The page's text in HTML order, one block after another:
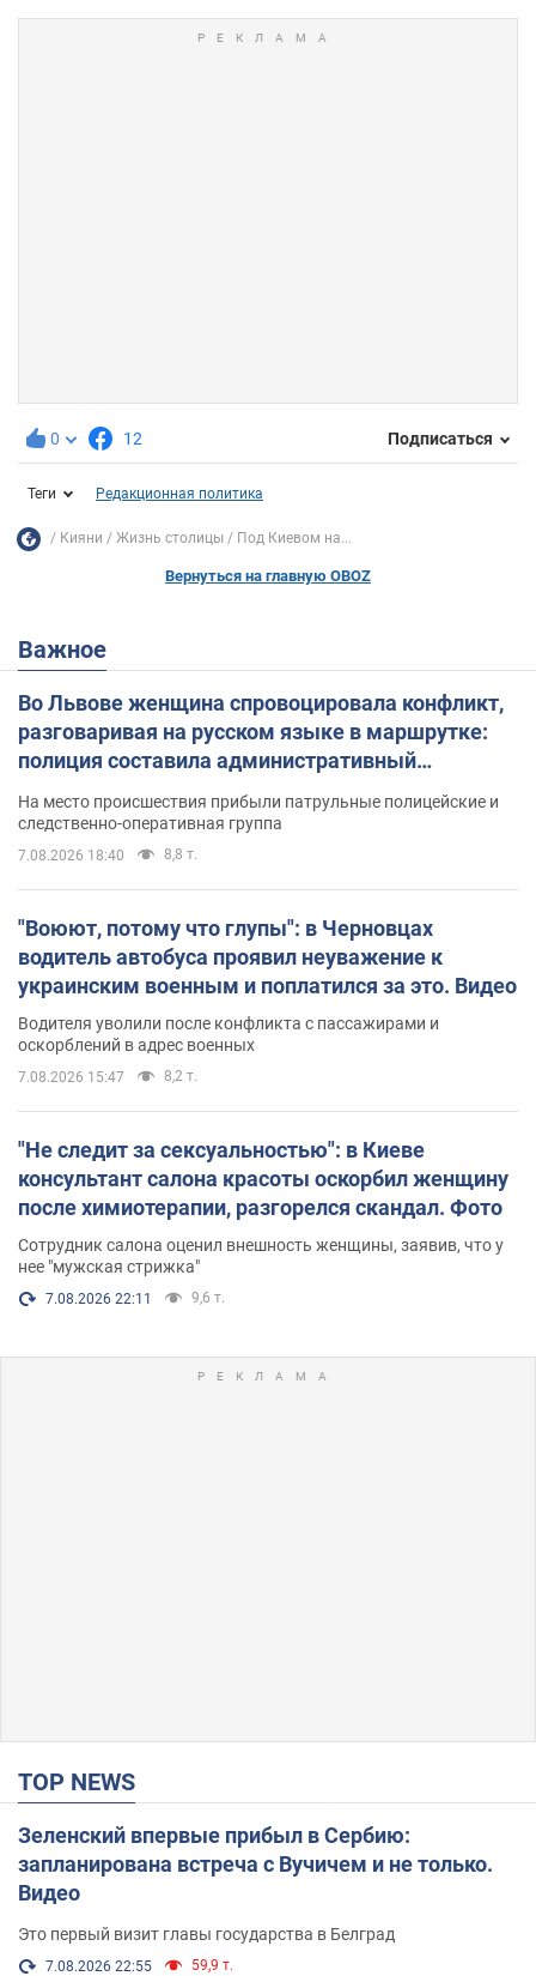
0 12 Подписаться
Теги Редакционная политика
Кияни Жизнь столицы Под Киевом на...
Вернуться на главную OBOZ
Важное
Во Львове женщина спровоцировала конфликт,
разговаривая на русском языке в маршрутке:
полиция составила административный
На место происшествия прибыли патрульные полицейские и
следственно-оперативная группа
7.08.2026 18:40 8,8 т.
"Воюют, потому что глупы": в Черновцах
водитель автобуса проявил неуважение к
украинским военным и поплатился за это. Видео
Водителя уволили после конфликта с пассажирами и
оскорблений в адрес военных
7.08.2026 15:47 8,2 т.
"Не следит за сексуальностью": в Киеве
консультант салона красоты оскорбил женщину
после химиотерапии, разгорелся скандал. Фото
Сотрудник салона оценил внешность женщины, заявив, что у
нее "мужская стрижка"
7.08.2026 22:11 9,6 т.
TOP NEWS
Зеленский впервые прибыл в Сербию:
запланирована встреча с Вучичем и не только.
Видео
Это первый визит главы государства в Белград
7.08.2026 22:55 59,9 т.